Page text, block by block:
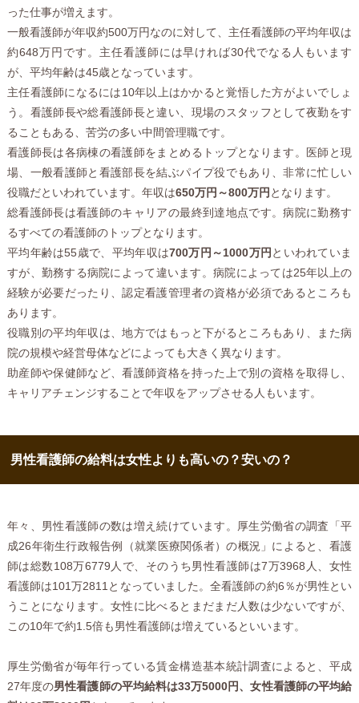
った仕事が増えます。
一般看護師が年収約500万円なのに対して、主任看護師の平均年収は
約648万円です。主任看護師には早ければ30代でなる人もいます
が、平均年齢は45歳となっています。
主任看護師になるには10年以上はかかると覚悟した方がよいでしょ
う。看護師長や総看護師長と違い、現場のスタッフとして夜勤をす
ることもある、苦労の多い中間管理職です。
看護師長は各病棟の看護師をまとめるトップとなります。医師と現
場、一般看護師と看護部長を結ぶパイプ役でもあり、非常に忙しい
役職だといわれています。年収は650万円～800万円 となります。
総看護師長は看護師のキャリアの最終到達地点です。病院に勤務す
るすべての看護師のトップとなります。
平均年齢は55歳で、平均年収は700万円～1000万円 といわれていま
すが、勤務する病院によって違います。病院によっては25年以上の
経験が必要だったり、認定看護管理者の資格が必須であるところも
あります。
役職別の平均年収は、地方ではもっと下がるところもあり、また病
院の規模や経営母体などによっても大きく異なります。
助産師や保健師など、看護師資格を持った上で別の資格を取得し、
キャリアチェンジすることで年収をアップさせる人もいます。
男性看護師の給料は女性よりも高いの？安いの？
年々、男性看護師の数は増え続けています。厚生労働省の調査「平
成26年衛生行政報告例（就業医療関係者）の概況」によると、看護
師は総数108万6779人で、そのうち男性看護師は7万3968人、女性
看護師は101万2811となっていました。全看護師の約6％が男性とい
うことになります。女性に比べるとまだまだ人数は少ないですが、
この10年で約1.5倍も男性看護師は増えているといいます。
厚生労働省が毎年行っている賃金構造基本統計調査によると、平成
27年度の男性看護師の平均給料は33万5000円、女性看護師の平均給